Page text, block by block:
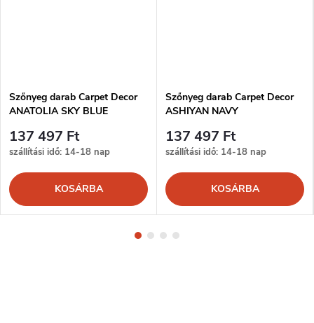
Szőnyeg darab Carpet Decor
ANATOLIA SKY BLUE
137 497 Ft
szállítási idő: 14-18 nap
KOSÁRBA
Szőnyeg darab Carpet Decor
ASHIYAN NAVY
137 497 Ft
szállítási idő: 14-18 nap
KOSÁRBA